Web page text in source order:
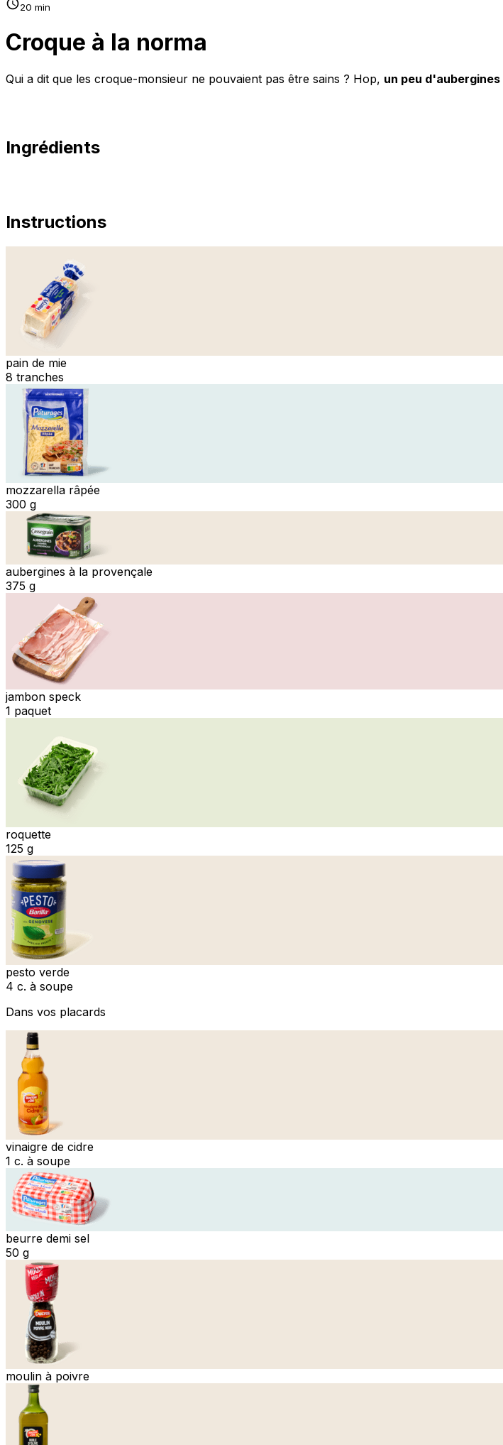
20 min
Croque à la norma
Qui a dit que les croque-monsieur ne pouvaient pas être sains ? Hop, un peu d'aubergines
Ingrédients
Instructions
pain de mie
8 tranches
mozzarella râpée
300 g
aubergines à la provençale
375 g
jambon speck
1 paquet
roquette
125 g
pesto verde
4 c. à soupe
Dans vos placards
vinaigre de cidre
1 c. à soupe
beurre demi sel
50 g
moulin à poivre